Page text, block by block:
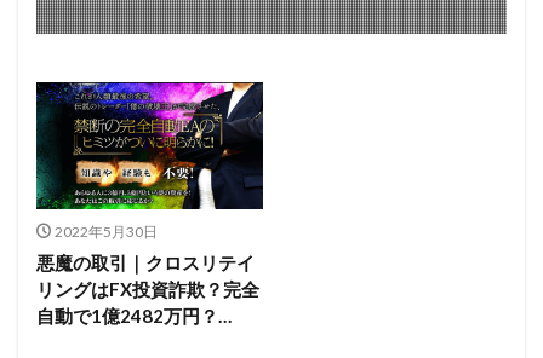
2022年5月30日
悪魔の取引｜クロスリテイ
リングはFX投資詐欺？完全
自動で1億2482万円？…